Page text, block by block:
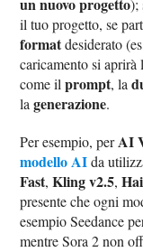
);
il tuo progetto, se
formatdesiderato
caricamento si aprirà
come ilprompt, la
lagenerazione.
Per esempio, perAI
modello AIda
Fast,Kling v2.5,
presente che ogni
esempio Seedance
mentre Sora 2 non